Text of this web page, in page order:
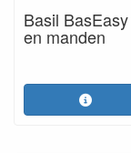
Basil
en manden